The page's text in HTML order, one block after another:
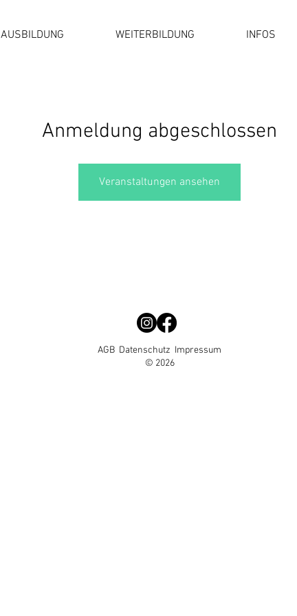
AUSBILDUNG WEITERBILDUNG INFOS
Anmeldung abgeschlossen
Veranstaltungen ansehen
AGB Datenschutz Impressum
© 2026